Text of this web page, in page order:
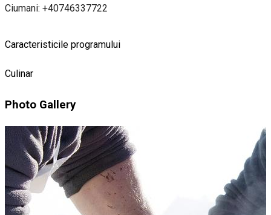
Ciumani: +40746337722
Caracteristicile programului
Culinar
Photo Gallery